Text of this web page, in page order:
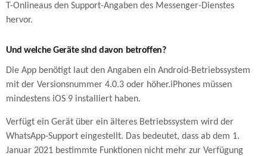
T-Onlineaus den Support-Angaben des Messenger-Dienstes
hervor.
Und welche Geräte sind davon betroffen?
Die App benötigt laut den Angaben ein Android-Betriebssystem
mit der Versionsnummer 4.0.3 oder höher.iPhones müssen
mindestens iOS 9 installiert haben.
Verfügt ein Gerät über ein älteres Betriebssystem wird der
WhatsApp-Support eingestellt. Das bedeutet, dass ab dem 1.
Januar 2021 bestimmte Funktionen nicht mehr zur Verfügung